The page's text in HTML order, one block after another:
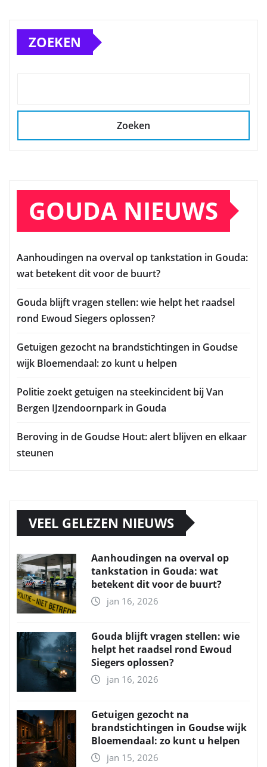
ZOEKEN
Zoeken
GOUDA NIEUWS
Aanhoudingen na overval op tankstation in Gouda:
wat betekent dit voor de buurt?
Gouda blijft vragen stellen: wie helpt het raadsel
rond Ewoud Siegers oplossen?
Getuigen gezocht na brandstichtingen in Goudse
wijk Bloemendaal: zo kunt u helpen
Politie zoekt getuigen na steekincident bij Van
Bergen IJzendoornpark in Gouda
Beroving in de Goudse Hout: alert blijven en elkaar
steunen
VEEL GELEZEN NIEUWS
Aanhoudingen na overval op
tankstation in Gouda: wat
betekent dit voor de buurt?
jan 16, 2026
Gouda blijft vragen stellen: wie
helpt het raadsel rond Ewoud
Siegers oplossen?
jan 16, 2026
Getuigen gezocht na
brandstichtingen in Goudse wijk
Bloemendaal: zo kunt u helpen
jan 15, 2026